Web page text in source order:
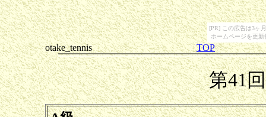
[PR] この広告は3ヶ
ホームページを更
otake_tennisTOP
第41